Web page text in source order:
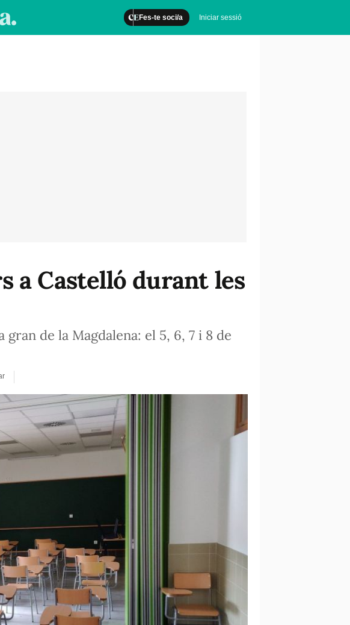
Fes-te soci/a Iniciar sessió
a Castelló durant les
de la Magdalena: el 5, 6, 7 i 8 de